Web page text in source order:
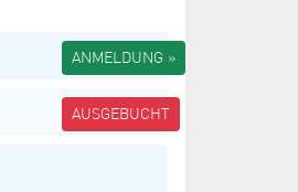
ANMELDUNG »
AUSGEBUCHT